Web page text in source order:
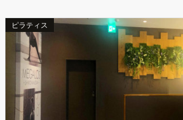
ピラティス